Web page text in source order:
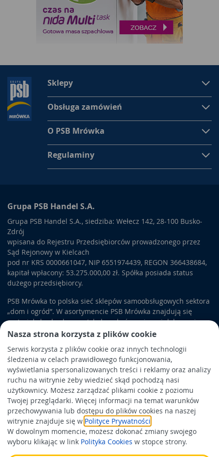
Nasza strona korzysta z plików cookie
Serwis korzysta z plików cookie oraz innych technologii
śledzenia w celach prawidłowego funkcjonowania,
wyświetlania spersonalizowanych treści i reklamy oraz analizy
ruchu na witrynie żeby wiedzieć skąd pochodzą nasi
użytkownicy. Możesz zarządzać plikami cookie z poziomu
Twojej przeglądarki. Więcej informacji na temat warunków
przechowywania lub dostępu do plików cookies na naszej
witrynie znajduje się w Polityce Prywatności
W dowolnym momencie, możesz dokonać zmiany swojego
wyboru klikając w link Polityka Cookies w stopce strony.
Sklepy
Obsługa zamówień
O PSB Mrówka
Regulaminy
Grupa PSB Handel S.A.
Grupa PSB Handel S.A., siedziba: Wełecz 142, 28-100 Busko-
Zdrój
wpisana do Rejestru Przedsiębiorców prowadzonego przez
Sąd Rejonowy w Kielcach
pod nr KRS 0000661047, NIP 6551974439, REGON 366438684,
kapitał wpłacony: 53.275.000,00 zł. Spółka posiada status
dużego przedsiębiorcy.
PSB Mrówka to polska sieć sklepów samoobsługowych sektora
„dom i ogród”. W asortymencie PSB Mrówka znajdują się
materiały budowlane, artykuły wykończeniowe i dekoracyjne,
wyposażenie łazienek i kuchni, elektronarzędzia, a także
artykuły związane z ogrodem i otoczeniem domu.
Obowiązek informacyjny
Polityka prywatności
Polityka Cookies
Odbiór zużytego sprzętu
Wspierają nas: